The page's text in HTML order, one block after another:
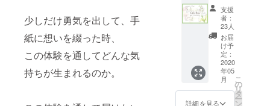
少しだけ勇気を出して、手
紙に想いを綴った時、
この体験を通してどんな気
持ちが生まれるのか。
しま
す。 感
謝のお
手紙郵
送：4月
上旬 当
日のレ
ポート
はメー
ルにて
お送り
(お手紙
を書く
前に関
係性を
振り返
られる
ような
ものと
なって
おりま
す。ど
お母さ
んへ~】
ご兄弟
で参加
される
場合
は、備
考欄に
「兄弟
で参
加。名
支援
者：
23人
お届
け予
定：
2020
年05
月
詳細を見る
こ
の
リ
タ
ー
ン